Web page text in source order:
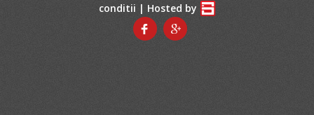
conditii | Hosted by